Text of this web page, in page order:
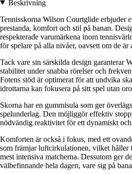
Beskrivning
Tennisskorna Wilson Courtglide erbjuder
prestanda, komfort och stil på banan.
respekterade varumärkena inom
för spelare på alla nivåer, oavsett om de är
Tack vare sin särskilda design garanterar
stabilitet under snabba rörelser och
Fotens stöd är optimerat för att undvika
idrottarna kan fokusera på sitt spel utan
Skorna har en gummisula som ger
spelunderlag. Den möjliggör effektiv
nödvändig reaktivitet för ett dynamiskt
Komforten är också i fokus, med ett
som främjar luftcirkulationen, vilket håller
mest intensiva matcherna. Dessutom ger
välbefinnande hela dagen, vare sig på